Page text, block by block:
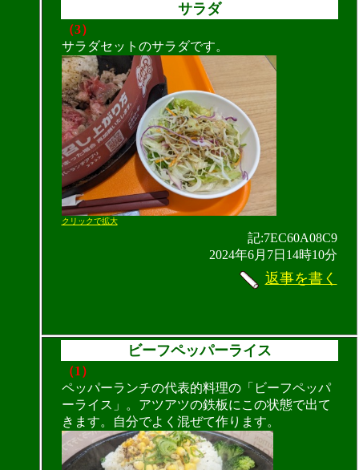
サラダ
（3）
サラダセットのサラダです。
クリックで拡大
記:7EC60A08C9
2024年6月7日14時10分
返事を書く
ビーフペッパーライス
（1）
ペッパーランチの代表的料理の「ビーフペッパ
ーライス」。アツアツの鉄板にこの状態で出て
きます。自分でよく混ぜて作ります。